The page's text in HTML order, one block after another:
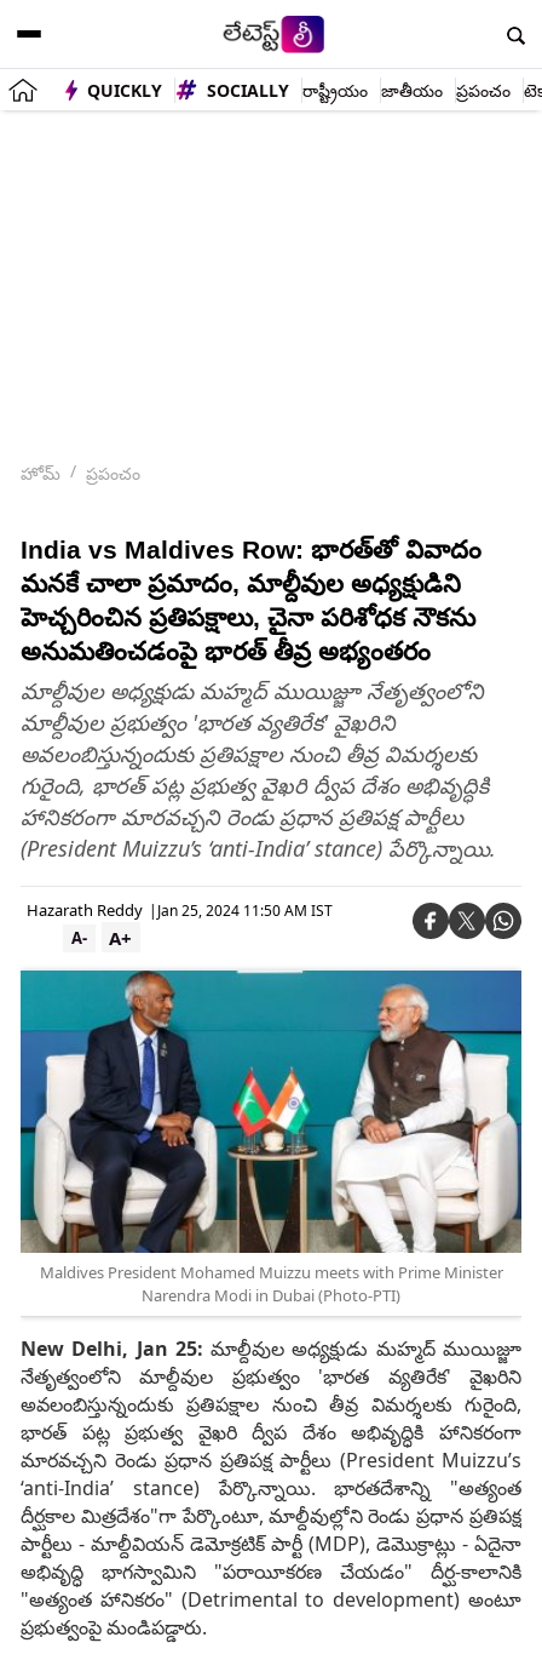
QUICKLY SOCIALLY రాష్ట్రీయం జాతీయం ప్రపంచం
హోమ్ ప్రపంచం
India vs Maldives Row: భారత్‌తో వివాదం
మనకే చాలా ప్రమాదం, మాల్దీవుల అధ్యక్షుడిని
హెచ్చరించిన ప్రతిపక్షాలు, చైనా పరిశోధక నౌకను
అనుమతించడంపై భారత్ తీవ్ర అభ్యంతరం
మాల్దీవుల అధ్యక్షుడు మహ్మద్ ముయిజ్జూ నేతృత్వంలోని
మాల్దీవుల ప్రభుత్వం 'భారత వ్యతిరేక' వైఖరిని
అవలంబిస్తున్నందుకు ప్రతిపక్షాల నుంచి తీవ్ర విమర్శలకు
గురైంది, భారత్ పట్ల ప్రభుత్వ వైఖరి ద్వీప దేశం అభివృద్ధికి
హానికరంగా మారవచ్చని రెండు ప్రధాన ప్రతిపక్ష పార్టీలు
(President Muizzu’s ‘anti-India’ stance) పేర్కొన్నాయి.
Hazarath Reddy | Jan 25, 2024 11:50 AM IST
A+
A-
Maldives President Mohamed Muizzu meets with Prime Minister
Narendra Modi in Dubai (Photo-PTI)
New Delhi, Jan 25: మాల్దీవుల అధ్యక్షుడు మహ్మద్ ముయిజ్జూ
నేతృత్వంలోని మాల్దీవుల ప్రభుత్వం 'భారత వ్యతిరేక' వైఖరిని
అవలంబిస్తున్నందుకు ప్రతిపక్షాల నుంచి తీవ్ర విమర్శలకు గురైంది,
భారత్ పట్ల ప్రభుత్వ వైఖరి ద్వీప దేశం అభివృద్ధికి హానికరంగా
మారవచ్చని రెండు ప్రధాన ప్రతిపక్ష పార్టీలు (President Muizzu’s
‘anti-India’ stance) పేర్కొన్నాయి. భారతదేశాన్ని "అత్యంత
దీర్ఘకాల మిత్రదేశం"గా పేర్కొంటూ, మాల్దీవుల్లోని రెండు ప్రధాన ప్రతిపక్ష
పార్టీలు - మాల్దీవియన్ డెమోక్రటిక్ పార్టీ (MDP), డెమొక్రాట్లు - ఏదైనా
అభివృద్ధి భాగస్వామిని "పరాయీకరణ చేయడం" దీర్ఘ-కాలానికి
"అత్యంత హానికరం" (Detrimental to development) అంటూ
ప్రభుత్వంపై మండిపడ్డారు.